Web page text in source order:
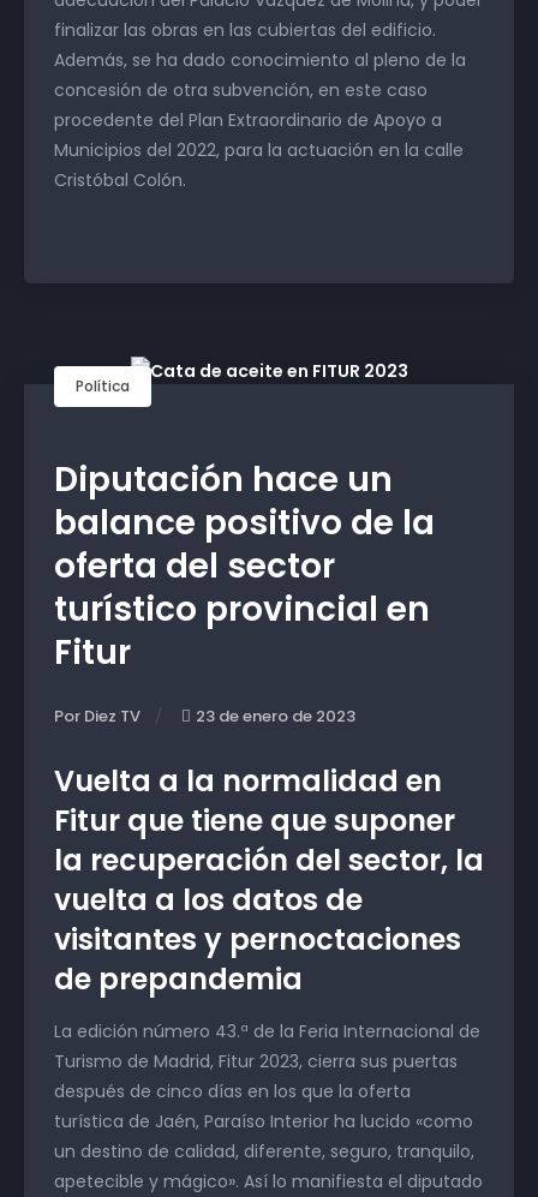
finalizar las obras en las cubiertas del edificio.
Además, se ha dado conocimiento al pleno de la
concesión de otra subvención, en este caso
procedente del Plan Extraordinario de Apoyo a
Municipios del 2022, para la actuación en la calle
Cristóbal Colón.
Política
Diputación hace un
balance positivo de la
oferta del sector
turístico provincial en
Fitur
Por Diez TV 23 de enero de 2023
Vuelta a la normalidad en
Fitur que tiene que suponer
la recuperación del sector, la
vuelta a los datos de
visitantes y pernoctaciones
de prepandemia
La edición número 43.ª de la Feria Internacional de
Turismo de Madrid, Fitur 2023, cierra sus puertas
después de cinco días en los que la oferta
turística de Jaén, Paraíso Interior ha lucido «como
un destino de calidad, diferente, seguro, tranquilo,
apetecible y mágico». Así lo manifiesta el diputado